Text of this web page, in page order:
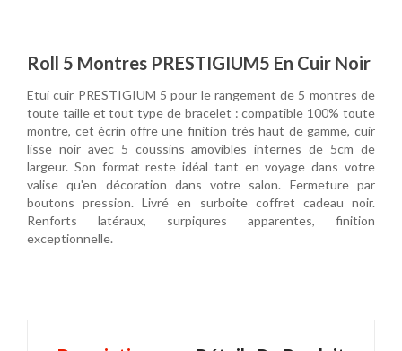
Roll 5 Montres PRESTIGIUM5 En Cuir Noir
Etui cuir PRESTIGIUM 5 pour le rangement de 5 montres de
toute taille et tout type de bracelet : compatible 100% toute
montre, cet écrin offre une finition très haut de gamme, cuir
lisse noir avec 5 coussins amovibles internes de 5cm de
largeur. Son format reste idéal tant en voyage dans votre
valise qu'en décoration dans votre salon. Fermeture par
boutons pression. Livré en surboite coffret cadeau noir.
Renforts latéraux, surpiqures apparentes, finition
exceptionnelle.